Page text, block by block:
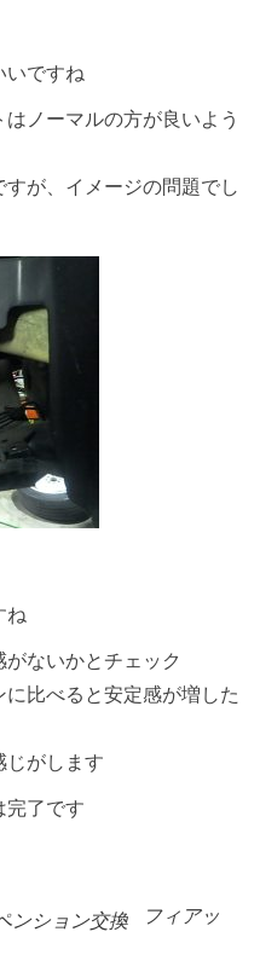
いですね
ノーマルの方が良いよう
が、イメージの問題でし
ね
ないかとチェック
比べると安定感が増した
じがします
完了です
ンション交換
フィアッ